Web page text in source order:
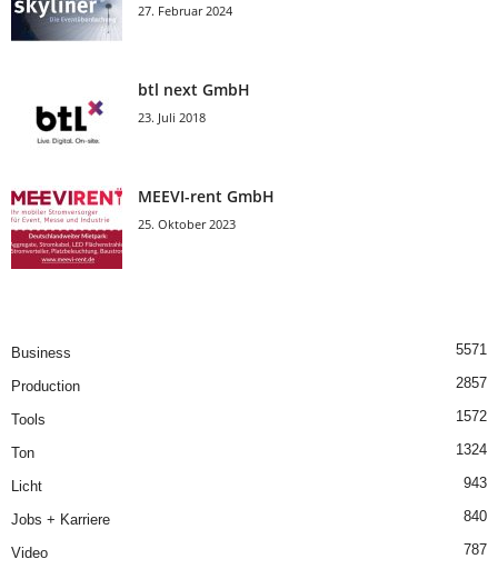
27. Februar 2024
btl next GmbH
23. Juli 2018
MEEVI-rent GmbH
25. Oktober 2023
Business 5571
Production 2857
Tools 1572
Ton 1324
Licht 943
Jobs + Karriere 840
Video 787